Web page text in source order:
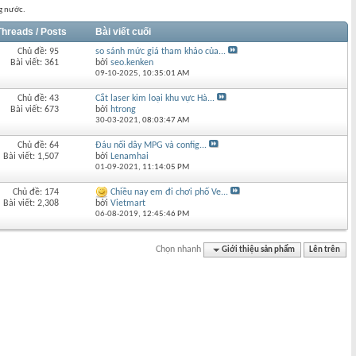
nước.
/ Posts Bài viết cuối
Chủ đề: 95
Bài viết: 361
so sánh mức giá tham khảo của...
bởiseo.kenken
09-10-2025, 10:35:01 AM
Chủ đề: 43
Bài viết: 673
Cắt laser kim loại khu vực Hà...
bởi htrong
30-03-2021,08:03:47 AM
Chủ đề: 64
Bài viết: 1,507
Đáu nối dây MPG và config...
bởi Lenamhai
01-09-2021, 11:14:05 PM
Chủ đề: 174
Bài viết: 2,308
Chiều nay em đi chơi phố Ve...
bởiVietmart
06-08-2019, 12:45:46 PM
Chọn nhanh Giới thiệu sản phẩm Lên trên